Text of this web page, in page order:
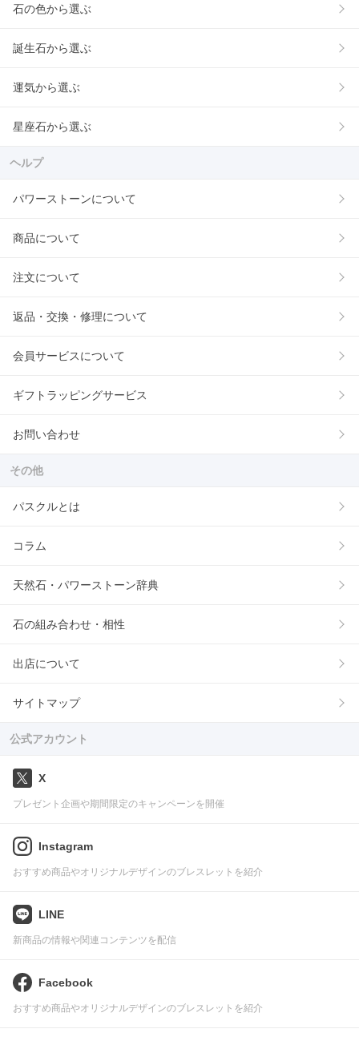
石の色から選ぶ
誕生石から選ぶ
運気から選ぶ
星座石から選ぶ
ヘルプ
パワーストーンについて
商品について
注文について
返品・交換・修理について
会員サービスについて
ギフトラッピングサービス
お問い合わせ
その他
パスクルとは
コラム
天然石・パワーストーン辞典
石の組み合わせ・相性
出店について
サイトマップ
公式アカウント
X
プレゼント企画や期間限定のキャンペーンを開催
Instagram
おすすめ商品やオリジナルデザインのブレスレットを紹介
LINE
新商品の情報や関連コンテンツを配信
Facebook
おすすめ商品やオリジナルデザインのブレスレットを紹介